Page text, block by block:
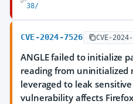
38/
CVE-2024-7526 CVE-
ANGLE failed to initialize
reading from uninitialized
leveraged to leak
vulnerability affects Firefox